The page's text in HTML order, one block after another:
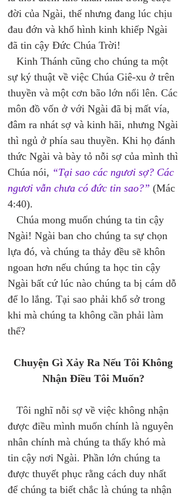
đời của Ngài, thế nhưng đang lúc chịu
đau đớn và khổ hình kinh khiếp Ngài
đã tin cậy Đức Chúa Trời!
Kinh Thánh cũng cho chúng ta một
sự ký thuật về việc Chúa Giê-xu ở trên
thuyền và một cơn bão lớn nổi lên. Các
môn đồ vốn ở với Ngài đã bị mất vía,
đâm ra nhát sợ và kinh hãi, nhưng Ngài
thì ngủ ở phía sau thuyền. Khi họ đánh
thức Ngài và bày tỏ nỗi sợ của mình thì
Chúa nói, “Tại sao các ngươi sợ? Các
ngươi vẫn chưa có đức tin sao?” (Mác
4:40).
Chúa mong muốn chúng ta tin cậy
Ngài! Ngài ban cho chúng ta sự chọn
lựa đó, và chúng ta thảy đều sẽ khôn
ngoan hơn nếu chúng ta học tin cậy
Ngài bất cứ lúc nào chúng ta bị cám dỗ
để lo lắng. Tại sao phải khổ sở trong
khi mà chúng ta không cần phải làm
thế?
Chuyện Gì Xảy Ra Nếu Tôi Không
Nhận Điều Tôi Muốn?
Tôi nghĩ nỗi sợ về việc không nhận
được điều mình muốn chính là nguyên
nhân chính mà chúng ta thấy khó mà
tin cậy nơi Ngài. Phần lớn chúng ta
được thuyết phục rằng cách duy nhất
để chúng ta biết chắc là chúng ta nhận